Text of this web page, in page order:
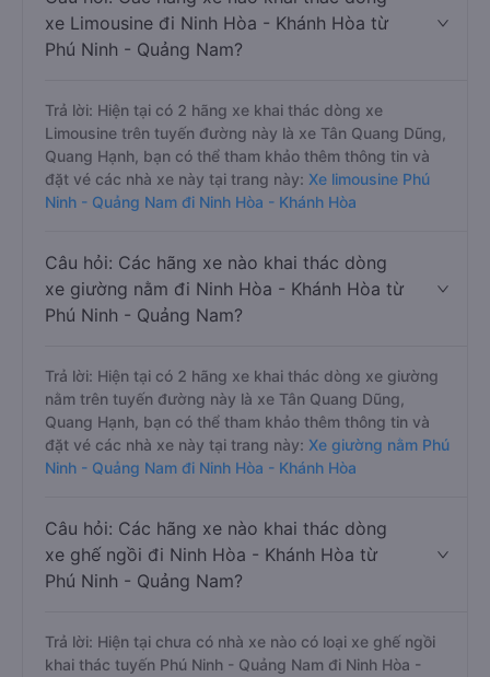
xe Limousine đi Ninh Hòa - Khánh Hòa từ
Phú Ninh - Quảng Nam?
Trả lời: Hiện tại có 2 hãng xe khai thác dòng xe
Limousine trên tuyến đường này là xe Tân Quang Dũng,
Quang Hạnh, bạn có thể tham khảo thêm thông tin và
đặt vé các nhà xe này tại trang này: Xe limousine Phú
Ninh - Quảng Nam đi Ninh Hòa - Khánh Hòa
Câu hỏi: Các hãng xe nào khai thác dòng
xe giường nằm đi Ninh Hòa - Khánh Hòa từ
Phú Ninh - Quảng Nam?
Trả lời: Hiện tại có 2 hãng xe khai thác dòng xe giường
nằm trên tuyến đường này là xe Tân Quang Dũng,
Quang Hạnh, bạn có thể tham khảo thêm thông tin và
đặt vé các nhà xe này tại trang này: Xe giường nằm Phú
Ninh - Quảng Nam đi Ninh Hòa - Khánh Hòa
Câu hỏi: Các hãng xe nào khai thác dòng
xe ghế ngồi đi Ninh Hòa - Khánh Hòa từ
Phú Ninh - Quảng Nam?
Trả lời: Hiện tại chưa có nhà xe nào có loại xe ghế ngồi
khai thác tuyến Phú Ninh - Quảng Nam đi Ninh Hòa -